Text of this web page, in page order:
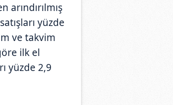
yüzde
ve takvim
ilk el
yüzde 2,9